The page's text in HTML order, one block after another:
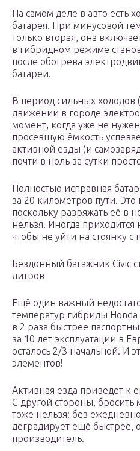
На самом деле в авто есть
батарея. При минусовой
только вторая, она
в гибридном режиме
после обогрева
батареи.
В период сильных холодов
движении в городе
момент, когда уже не
просевшую ёмкость
активной езды (и
почти в ноль за сутки
Полностью исправная
за 20 километров пути.
поскольку разряжать её в
нельзя. Иногда
чтобы не уйти на стоянку с
Бездонный багажник Civic
литров
Ещё один важный
температур гибриды Honda
в 2 раза быстрее
за 10 лет эксплуатации в
осталось 2/3 начальной. И
элементов!
Активная езда приведет к
С другой стороны,
тоже нельзя: без
деградирует ещё быстрее,
производитель.